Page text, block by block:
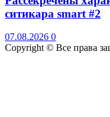
ситикара smart #2
07.08.2026 0
Copyright © Все права